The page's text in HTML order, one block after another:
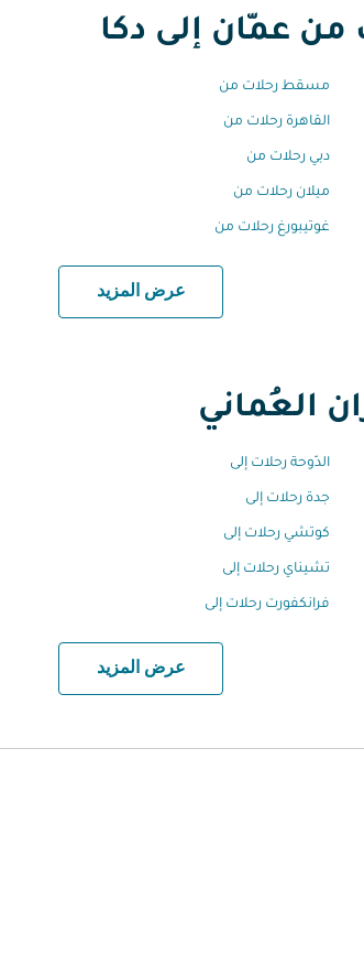
عمّان إلى دكا
مسقط رحلات من
القاهرة رحلات من
دبي رحلات من
ميلان رحلات من
غوتيبورغ رحلات من
عرض المزيد
العُماني
الدّوحة رحلات إلى
جدة رحلات إلى
كوتشي رحلات إلى
تشيناي رحلات إلى
فرانكفورت رحلات إلى
عرض المزيد